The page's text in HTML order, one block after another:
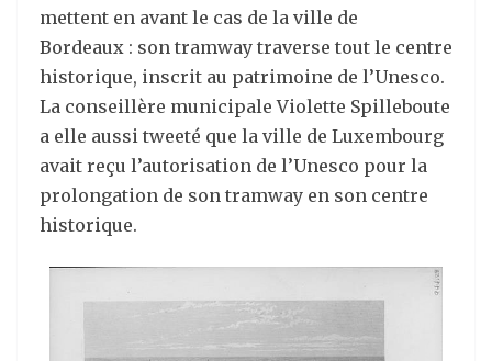
mettent en avant le cas de la ville de
Bordeaux : son tramway traverse tout le centre
historique, inscrit au patrimoine de l’Unesco.
La conseillère municipale Violette Spilleboute
a elle aussi tweeté que la ville de Luxembourg
avait reçu l’autorisation de l’Unesco pour la
prolongation de son tramway en son centre
historique.